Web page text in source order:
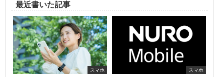
最近書いた記事
スマホ スマホ